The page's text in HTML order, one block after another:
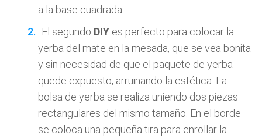
a la base cuadrada.
El segundo DIY es perfecto para colocar la
yerba del mate en la mesada, que se vea bonita
y sin necesidad de que el paquete de yerba
quede expuesto, arruinando la estética. La
bolsa de yerba se realiza uniendo dos piezas
rectangulares del mismo tamaño. En el borde
se coloca una pequeña tira para enrollar la